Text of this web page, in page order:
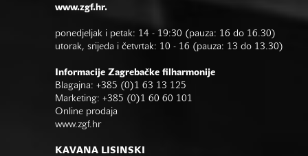
www.zgf.hr.
ponedjeljak i petak: 14 - 19:30 (pauza: 16 do 16.30)
utorak, srijeda i četvrtak: 10 - 16 (pauza: 13 do 13.30)
Informacije Zagrebačke filharmonije
Blagajna: +385 (0)1 63 13 125
Marketing: +385 (0)1 60 60 101
Online prodaja
www.zgf.hr
KAVANA LISINSKI